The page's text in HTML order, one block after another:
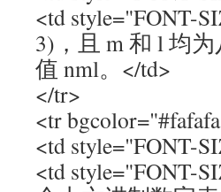
<td style="FONT-
3)，且 m 和 l 均
值 nml。</td>
</tr>
<tr
<td style="FONT-
<td style="FONT-